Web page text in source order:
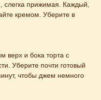
слегка прижимая. Каждый,
кремом. Уберите в
верх и бока торта с
Уберите почти готовый
чтобы джем немного